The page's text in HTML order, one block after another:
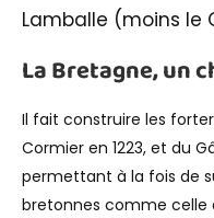
Lamballe (moins le
La Bretagne, un
Il fait construire les
Cormier en 1223, et du
permettant à la fois de
bretonnes comme celle